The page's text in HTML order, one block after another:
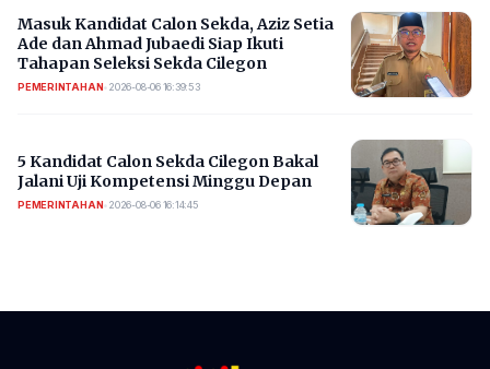
Masuk Kandidat Calon Sekda, Aziz Setia
Ade dan Ahmad Jubaedi Siap Ikuti
Tahapan Seleksi Sekda Cilegon
PEMERINTAHAN• 2026-08-06 16:39:53
5 Kandidat Calon Sekda Cilegon Bakal
Jalani Uji Kompetensi Minggu Depan
PEMERINTAHAN• 2026-08-06 16:14:45